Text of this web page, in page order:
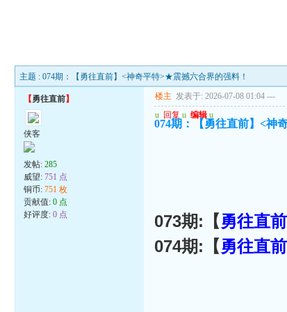
主题 : 074期：【勇往直前】<神奇平特>★震撼六合界的强料！
【勇往直前】
侠客
发帖:285
威望:751 点
铜币:751 枚
贡献值:0 点
好评度:0 点
楼主 发表于: 2026-07-08 01:04 ---
u 回复 u 编辑 u
074期：【勇往直前】<神
073期:【 勇往直前
074期:【 勇往直前